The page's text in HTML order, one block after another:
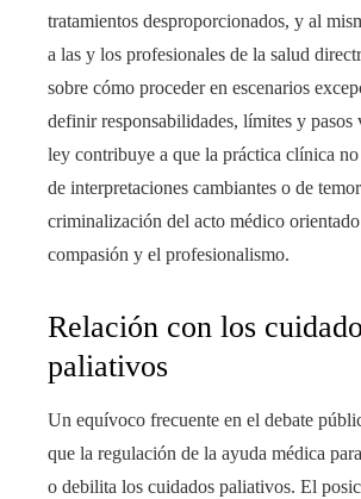
tratamientos desproporcionados, y al
a las y los profesionales de la salud
sobre cómo proceder en escenarios
definir responsabilidades, límites y pasos
ley contribuye a que la práctica clínica no
de interpretaciones cambiantes o de
criminalización del acto médico
compasión y el profesionalismo.
Relación con los
paliativos
Un equívoco frecuente en el debate
que la regulación de la ayuda médica
o debilita los cuidados paliativos. El